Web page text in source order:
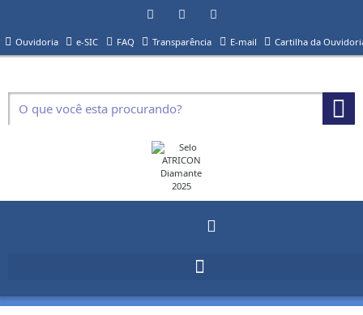
Ouvidoria e-SIC FAQ Transparência E-mail Cartilha da